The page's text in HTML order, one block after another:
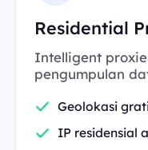
Residential
Intelligent
pengumpulan
Geolokasi
IP residensial